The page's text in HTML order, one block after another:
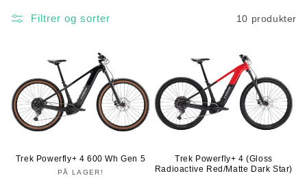
i
:
Filtrer og sorter 10 produkter
Trek Powerfly+ 4 600 Wh Gen 5
PÅ LAGER!
Trek Powerfly+ 4 (Gloss
Radioactive Red/Matte Dark Star)